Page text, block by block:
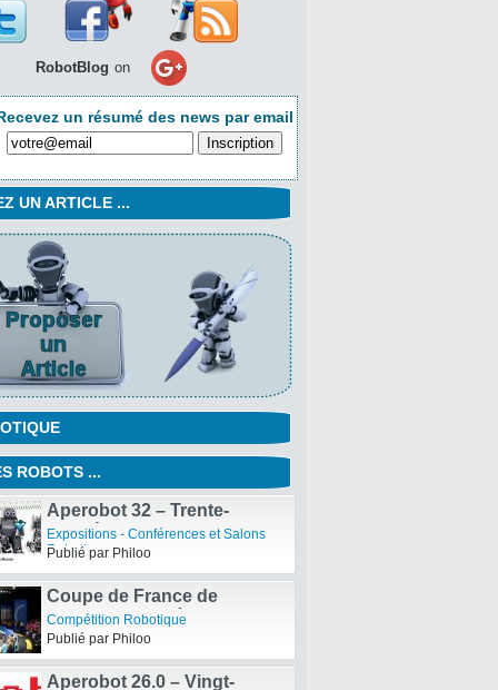
RobotBlog on
un résumé des news par email
UN ARTICLE ...
ROBOTS ...
Aperobot 32 – Trente-
deuxième Edition de la
Rencontre mensuelle des
Expositions - Conférences et Salons
Robotiques
Publié par Philoo
Coupe de France de